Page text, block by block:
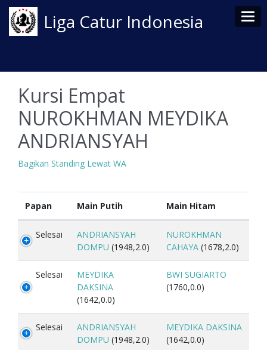
Liga Catur Indonesia
Kursi Empat
NUROKHMAN MEYDIKA
ANDRIANSYAH
Bagikan Standing Lewat WA
Papan Main Putih Main Hitam
Selesai
ANDRIANSYAH
DOMPU (1948,2.0)
NUROKHMAN
CAHAYA (1678,2.0)
Selesai
MEYDIKA
DAKSINA
(1642,0.0)
BWI SUGIARTO
(1760,0.0)
Selesai
ANDRIANSYAH
DOMPU (1948,2.0)
MEYDIKA DAKSINA
(1642,0.0)